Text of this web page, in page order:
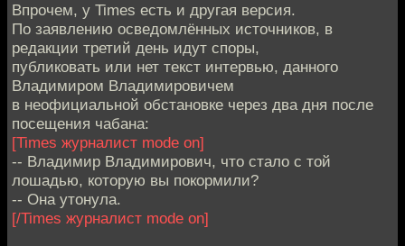
Впрочем, у Times есть и другая версия.
По заявлению осведомлённых источников, в
редакции третий день идут споры,
публиковать или нет текст интервью, данного
Владимиром Владимировичем
в неофициальной обстановке через два дня после
посещения чабана:
[Times журналист mode on]
-- Владимир Владимирович, что стало с той
лошадью, которую вы покормили?
-- Она утонула.
[/Times журналист mode on]